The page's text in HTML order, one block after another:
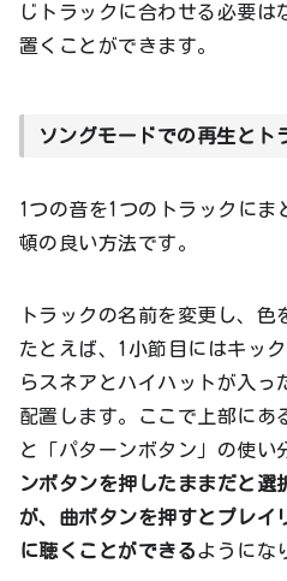
じトラックに合わせる必要は
置くことができます。
ソングモードでの再生とト
1つの音を1つのトラックにま
頓の良い方法です。
トラックの名前を変更し、色
たとえば、1小節目にはキッ
らスネアとハイハットが入っ
配置します。ここで上部にあ
と「パターンボタン」の使い
ンボタンを押したままだと選
が、曲ボタンを押すとプレイ
に聴くことができるようにな